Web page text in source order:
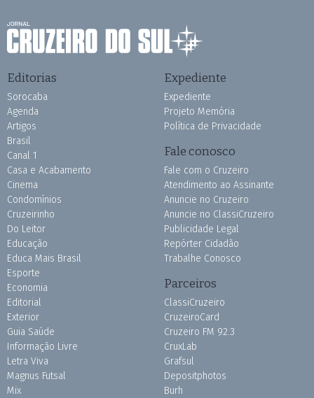
Editorias
Sorocaba
Agenda
Artigos
Brasil
Canal 1
Casa e Acabamento
Cinema
Condomínios
Cruzeirinho
Do Leitor
Educação
Educa Mais Brasil
Esporte
Economia
Editorial
Exterior
Guia Saúde
Informação Livre
Letra Viva
Magnus Futsal
Mix
Expediente
Expediente
Projeto Memória
Política de Privacidade
Fale conosco
Fale com o Cruzeiro
Atendimento ao Assinante
Anuncie no Cruzeiro
Anuncie no ClassiCruzeiro
Publicidade Legal
Repórter Cidadão
Trabalhe Conosco
Parceiros
ClassiCruzeiro
CruzeiroCard
Cruzeiro FM 92.3
CruxLab
Grafsul
Depositphotos
Burh